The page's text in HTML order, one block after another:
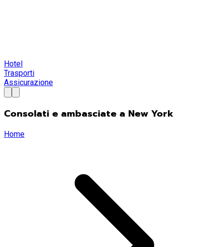
Hotel
Trasporti
Assicurazione
Consolati e ambasciate a New York
Home